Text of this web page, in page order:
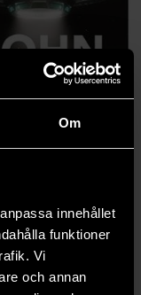
Om
innehållet
funktioner
Vi
och annan
the Stars